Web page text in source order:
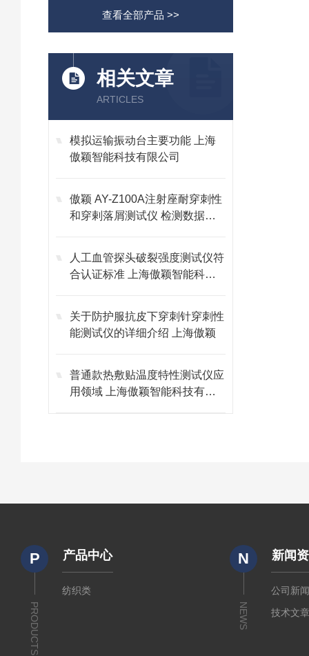
查看全部产品 >>
相关文章
ARTICLES
模拟运输振动台主要功能 上海
傲颖智能科技有限公司
傲颖 AY-Z100A注射座耐穿刺性
和穿剌落屑测试仪 检测数据精
人工血管探头破裂强度测试仪符
合认证标准 上海傲颖智能科技
关于防护服抗皮下穿刺针穿刺性
能测试仪的详细介绍 上海傲颖
普通款热敷贴温度特性测试仪应
用领域 上海傲颖智能科技有限
P
PRODUCTS
产品中心
纺织类
N
NEWS
新闻
公司新
技术文